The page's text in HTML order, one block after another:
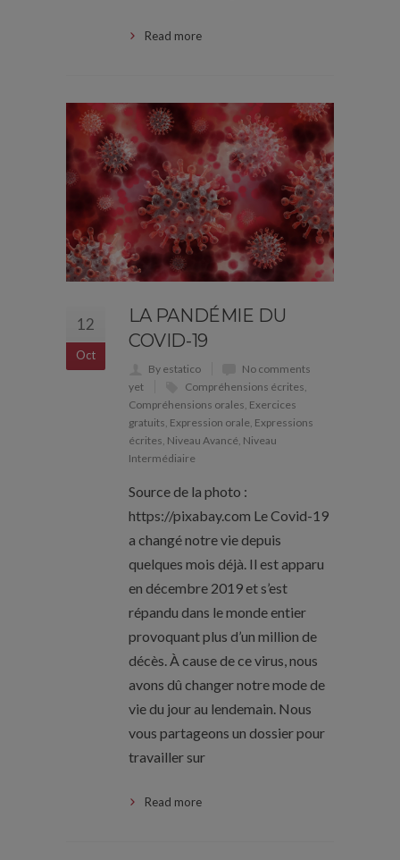
Read more
12
Oct
LA PANDÉMIE DU
COVID-19
By estatico
No comments
yet
Compréhensions écrites
Compréhensions orales Exercices
gratuits Expression orale Expressions
écrites Niveau Avancé Niveau
Intermédiaire
Source de la photo :
https://pixabay.com Le Covid-19
a changé notre vie depuis
quelques mois déjà. Il est apparu
en décembre 2019 et s’est
répandu dans le monde entier
provoquant plus d’un million de
décès. À cause de ce virus, nous
avons dû changer notre mode de
vie du jour au lendemain. Nous
vous partageons un dossier pour
travailler sur
Read more